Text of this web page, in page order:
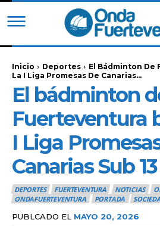
Inicio Deportes
El Bádminton De
La I Liga Promesas De Canarias...
El bádminton
Fuerteventura
I Liga
Canarias Sub 13
DEPORTES FUERTEVENTURA NOTICIAS
ONDAFUERTEVENTURA
PORTADA
PUBLCADO EL MAYO 20, 2026